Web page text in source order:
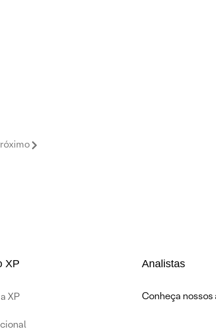
XP
XP
Analistas
Conheça nossos